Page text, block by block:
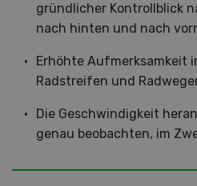
gründlicher Kontrollblick
nach hinten und nach
Erhöhte Aufmerksamkeit
Radstreifen und
Die Geschwindigkeit
genau beobachten, im